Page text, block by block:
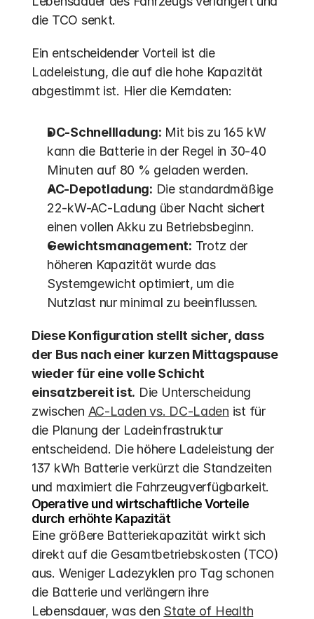
die TCO senkt.
Ein entscheidender Vorteil ist die
Ladeleistung, die auf die hohe Kapazität
abgestimmt ist. Hier die Kerndaten:
DC-Schnellladung: Mit bis zu 165 kW
kann die Batterie in der Regel in 30-40
Minuten auf 80 % geladen werden.
AC-Depotladung: Die standardmäßige
22-kW-AC-Ladung über Nacht sichert
einen vollen Akku zu Betriebsbeginn.
Gewichtsmanagement: Trotz der
höheren Kapazität wurde das
Systemgewicht optimiert, um die
Nutzlast nur minimal zu beeinflussen.
Diese Konfiguration stellt sicher, dass
der Bus nach einer kurzen Mittagspause
wieder für eine volle Schicht
einsatzbereit ist. Die Unterscheidung
zwischen AC-Laden vs. DC-Laden ist für
die Planung der Ladeinfrastruktur
entscheidend. Die höhere Ladeleistung der
137 kWh Batterie verkürzt die Standzeiten
und maximiert die Fahrzeugverfügbarkeit.
Operative und wirtschaftliche Vorteile
durch erhöhte Kapazität
Eine größere Batteriekapazität wirkt sich
direkt auf die Gesamtbetriebskosten (TCO)
aus. Weniger Ladezyklen pro Tag schonen
die Batterie und verlängern ihre
Lebensdauer, was den State of Health